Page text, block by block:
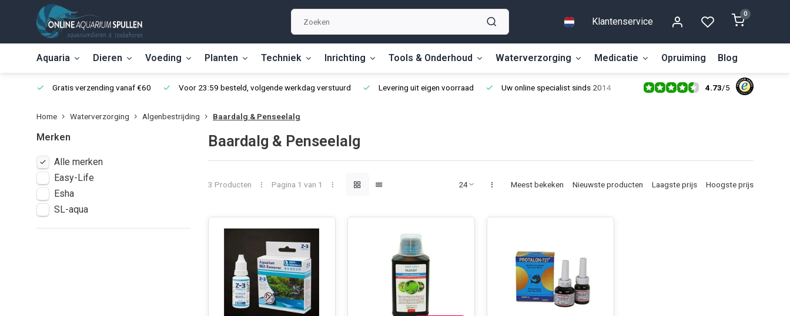
Klantenservice
0
Aquaria Dieren Voeding Planten Techniek Inrichting Tools & Onderhoud Waterverzorging Medicatie Opruiming Blog
Gratis verzending vanaf €60 Voor 23:59 besteld, volgende werkdag verstuurd Levering uit eigen voorraad Uw online specialist sinds 2014 4.73/5
Home Waterverzorging Algenbestrijding Baardalg & Penseelalg
Merken
Alle merken
Easy-Life
Esha
SL-aqua
Baardalg & Penseelalg
3 Producten Pagina 1 van 1 Meest bekeken Nieuwste producten Laagste prijs Hoogste prijs